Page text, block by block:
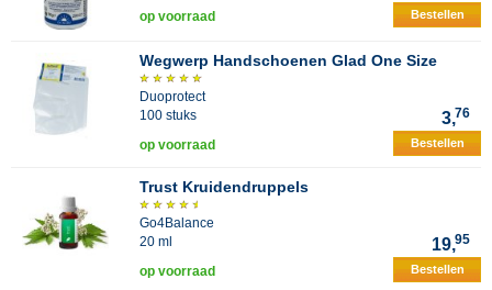
op voorraad Bestellen
Wegwerp Handschoenen Glad One Size
Duoprotect
100 stuks
3,76
op voorraad Bestellen
Trust Kruidendruppels
Go4Balance
20 ml
19,95
op voorraad Bestellen